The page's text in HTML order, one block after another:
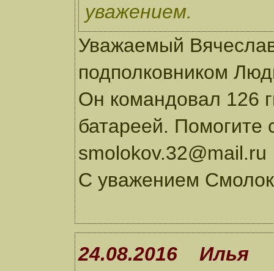
уважением.
Уважаемый
подполковником
Он командовал 126
батареей. Помогите
smolokov.32@mail.ru
С уважением
24.08.2016 Илья